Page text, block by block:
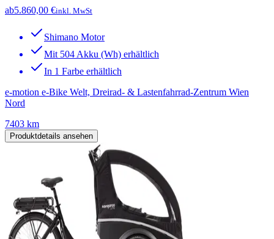
ab5.860,00 €inkl. MwSt
Shimano Motor
Mit 504 Akku (Wh) erhältlich
In 1 Farbe erhältlich
e-motion e-Bike Welt, Dreirad- & Lastenfahrrad-Zentrum Wien
Nord
7403 km
Produktdetails ansehen